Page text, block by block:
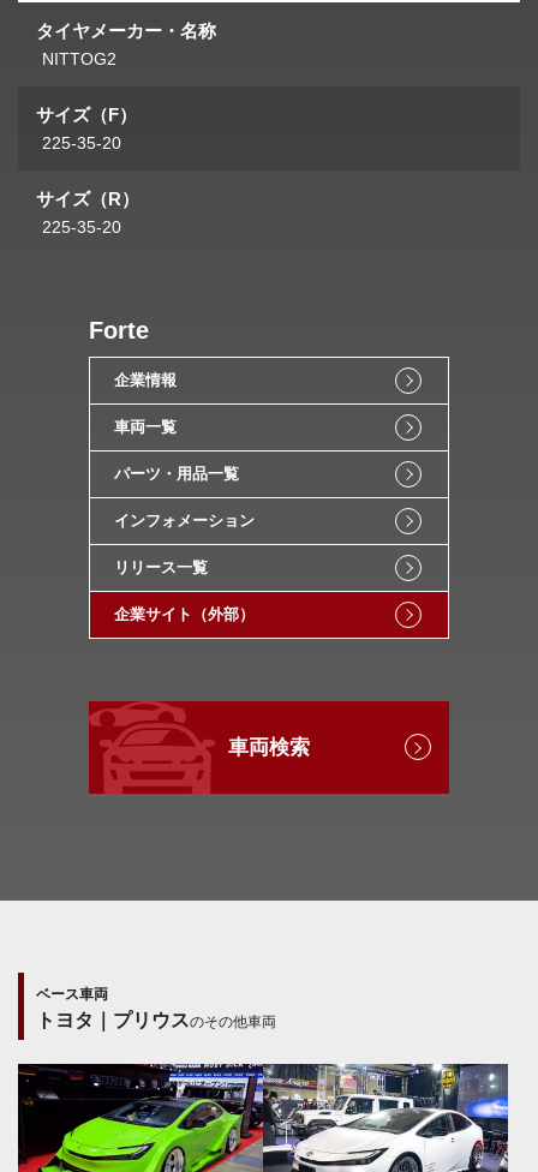
タイヤメーカー・名称
NITTOG2
サイズ（F）
225-35-20
サイズ（R）
225-35-20
Forte
企業情報
車両一覧
パーツ・用品一覧
インフォメーション
リリース一覧
企業サイト（外部）
車両検索
ベース車両
トヨタ｜プリウスのその他車両